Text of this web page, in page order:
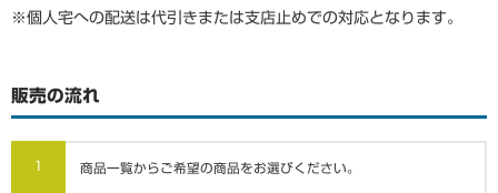
※個人宅への配送は代引きまたは支店止めでの対応となります。
販売の流れ
商品一覧からご希望の商品をお選びください。